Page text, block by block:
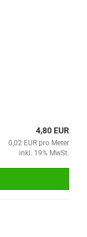
4,80 EUR
0,02 EUR pro Meter
inkl. 19% MwSt.